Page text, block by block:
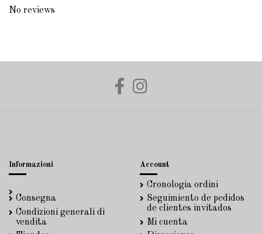
No reviews
Informazioni
Consegna
Condizioni generali di
vendita
Account
Cronologia ordini
Seguimiento de pedidos
de clientes invitados
Mi cuenta